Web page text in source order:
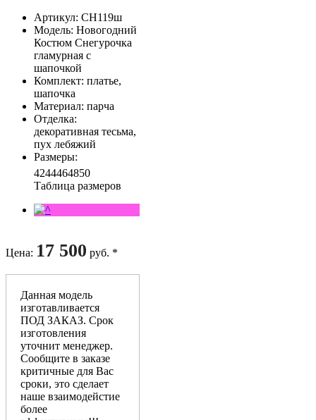
Артикул: СН119ш
Модель: Новогодний
Костюм Снегурочка
гламурная с
шапочкой
Комплект: платье,
шапочка
Материал: парча
Отделка:
декоративная тесьма,
пух лебяжий
Размеры:
4244464850
Таблица размеров
Цена: 17 500 руб. *
Данная модель
изготавливается
ПОД ЗАКАЗ. Срок
изготовления
уточнит менеджер.
Сообщите в заказе
критичные для Вас
сроки, это сделает
наше взаимодейстие
более